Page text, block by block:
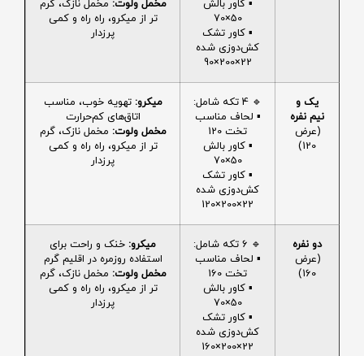
▪️ کاور بالش
50×70
▪️ کاور تشک
کش‌دوزی شده
22×200×90
مخمل ولوت: مخمل نازک، گرم
تر از میکرو، راه راه و کمی
پرزدار
یک و
نیم نفره
(عرض
120)
🔹 4 تکه شامل:
▪️ لحاف مناسب
تخت 120
▪️ کاور بالش
50×70
▪️ کاور تشک
کش‌دوزی شده
22×200×120
میکرو: تهویه خوب، مناسب
اتاق‌های کم‌حرارت
مخمل ولوت: مخمل نازک، گرم
تر از میکرو، راه راه و کمی
پرزدار
دو نفره
(عرض
160)
🔹 6 تکه شامل:
▪️ لحاف مناسب
تخت 160
▪️ کاور بالش
50×70
▪️ کاور تشک
کش‌دوزی شده
22×200×160
میکرو: خنک و راحت برای
استفاده روزمره در اقلیم گرم
مخمل ولوت: مخمل نازک، گرم
تر از میکرو، راه راه و کمی
پرزدار